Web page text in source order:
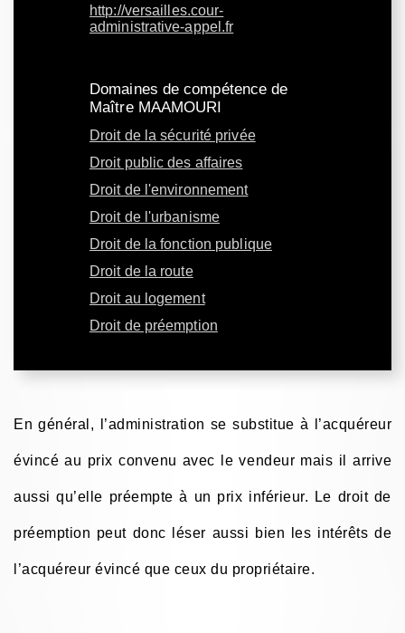
http://versailles.cour-
administrative-appel.fr
Domaines de compétence de
Maître MAAMOURI
Droit de la sécurité privée
Droit public des affaires
Droit de l'environnement
Droit de l'urbanisme
Droit de la fonction publique
Droit de la route
Droit au logement
Droit de préemption
En général, l’administration se substitue à l’acquéreur
évincé au prix convenu avec le vendeur mais il arrive
aussi qu’elle préempte à un prix inférieur. Le droit de
préemption peut donc léser aussi bien les intérêts de
l’acquéreur évincé que ceux du propriétaire.